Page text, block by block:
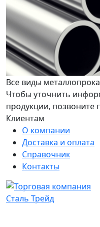
Все виды
Чтобы уточнить
продукции, позвоните
Клиентам
О компании
Доставка и оплата
Справочник
Контакты